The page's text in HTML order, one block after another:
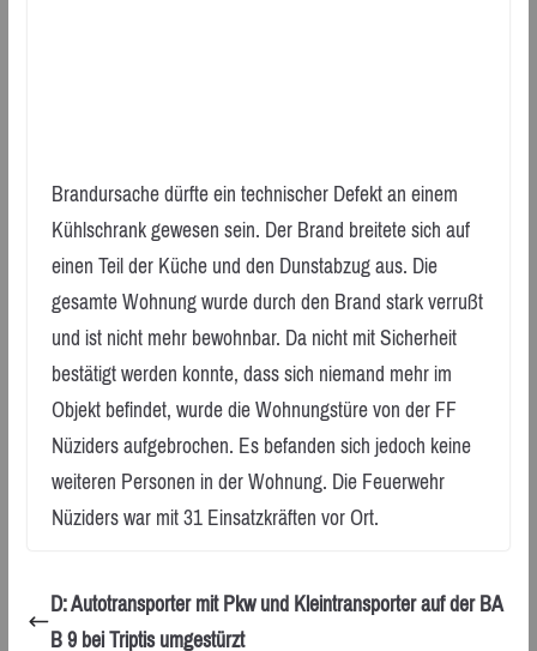
Brandursache dürfte ein technischer Defekt an einem
Kühlschrank gewesen sein. Der Brand breitete sich auf
einen Teil der Küche und den Dunstabzug aus. Die
gesamte Wohnung wurde durch den Brand stark verrußt
und ist nicht mehr bewohnbar. Da nicht mit Sicherheit
bestätigt werden konnte, dass sich niemand mehr im
Objekt befindet, wurde die Wohnungstüre von der FF
Nüziders aufgebrochen. Es befanden sich jedoch keine
weiteren Personen in der Wohnung. Die Feuerwehr
Nüziders war mit 31 Einsatzkräften vor Ort.
D: Autotransporter mit Pkw und Kleintransporter auf der BA
B 9 bei Triptis umgestürzt